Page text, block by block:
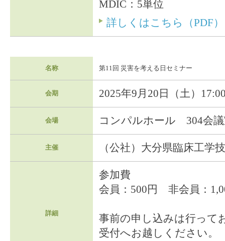
MDIC：5単位
詳しくはこちら（PDF）
名称 第11回 災害を考える日セミナー
会期 2025年9月20日（土）
会場 コンパルホール 304会
主催 （公社）大分県臨床工学
詳細
参加費
会員：500円 非会員：
事前の申し込みは行って
受付へお越しください。